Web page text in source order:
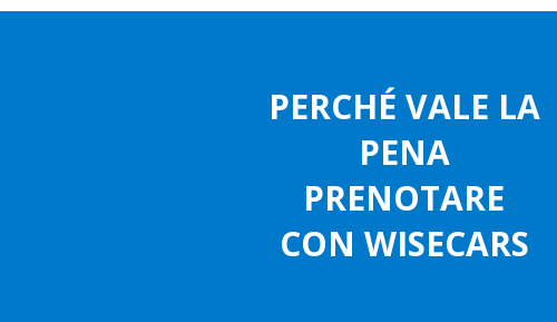
PERCHÉ VALE LA
PENA
PRENOTARE
CON WISECARS